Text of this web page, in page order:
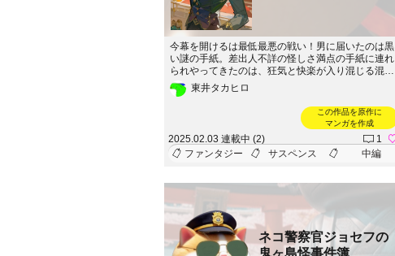
今幕を開けるは最低最悪の戦い！男に届いたのは黒
い謎の手紙。差出人不詳の怪しさ満点の手紙に連れ
られやってきたのは、狂気と快楽が入り混じる混沌
の世界！？抜け出せない空飛ぶ飛行船で行われる化
かし合い！勝つのは正義か！詐欺師か！予測不可能
な賭けが繰り返されるその場で、誰もが騙し、騙さ
れる。だが、心してかかれ。このカジノ、ただの遊
びじゃない――ここで失うのはチップじゃない、命
だ。最後に勝つのは誰だ？それとも、誰もが負ける
運命に導かれるのか？
東井タカヒロ
この作品を原作に
マンガを作成
2025.02.03 連載中 (2) 1
ファンタジー
サスペンス 中編
ネコ警察官ジョセフの
鬼ヶ島怪事件簿